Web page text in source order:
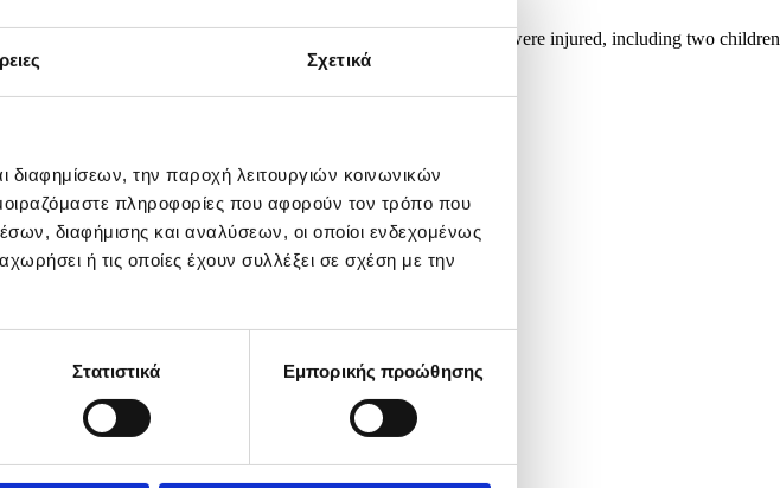
Σχετικά
διαφημίσεων, την παροχή λειτουργιών κοινωνικών
πληροφορίες που αφορούν τον τρόπο που
διαφήμισης και αναλύσεων, οι οποίοι ενδεχομένως
ή τις οποίες έχουν συλλέξει σε σχέση με την
Στατιστικά Εμπορικής προώθησης
27 April 2026, amid the Russian invasion. At least 14 people were injured, including two
Oleg Kiper. EPA/IGOR MASLOV